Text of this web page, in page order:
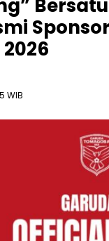
WIB